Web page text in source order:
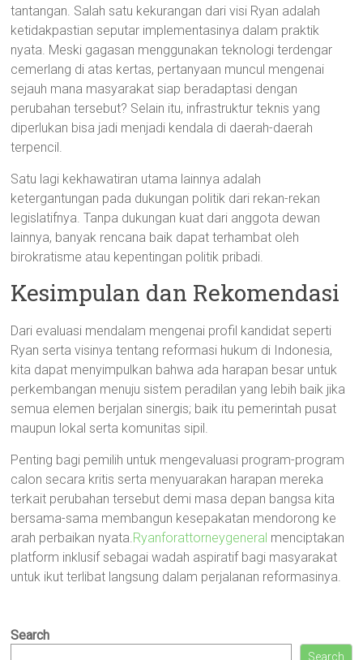
tantangan. Salah satu kekurangan dari visi Ryan adalah
ketidakpastian seputar implementasinya dalam praktik
nyata. Meski gagasan menggunakan teknologi terdengar
cemerlang di atas kertas, pertanyaan muncul mengenai
sejauh mana masyarakat siap beradaptasi dengan
perubahan tersebut? Selain itu, infrastruktur teknis yang
diperlukan bisa jadi menjadi kendala di daerah-daerah
terpencil.
Satu lagi kekhawatiran utama lainnya adalah
ketergantungan pada dukungan politik dari rekan-rekan
legislatifnya. Tanpa dukungan kuat dari anggota dewan
lainnya, banyak rencana baik dapat terhambat oleh
birokratisme atau kepentingan politik pribadi.
Kesimpulan dan Rekomendasi
Dari evaluasi mendalam mengenai profil kandidat seperti
Ryan serta visinya tentang reformasi hukum di Indonesia,
kita dapat menyimpulkan bahwa ada harapan besar untuk
perkembangan menuju sistem peradilan yang lebih baik jika
semua elemen berjalan sinergis; baik itu pemerintah pusat
maupun lokal serta komunitas sipil.
Penting bagi pemilih untuk mengevaluasi program-program
calon secara kritis serta menyuarakan harapan mereka
terkait perubahan tersebut demi masa depan bangsa kita
bersama-sama membangun kesepakatan mendorong ke
arah perbaikan nyata.Ryanforattorneygeneral menciptakan
platform inklusif sebagai wadah aspiratif bagi masyarakat
untuk ikut terlibat langsung dalam perjalanan reformasinya.
Search
Search